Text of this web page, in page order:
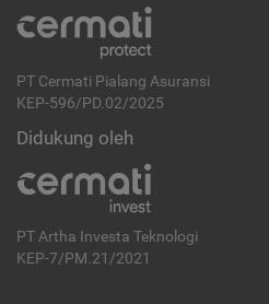
PT Cermati Pialang Asuransi
KEP-596/PD.02/2025
Didukung oleh
PT Artha Investa Teknologi
KEP-7/PM.21/2021